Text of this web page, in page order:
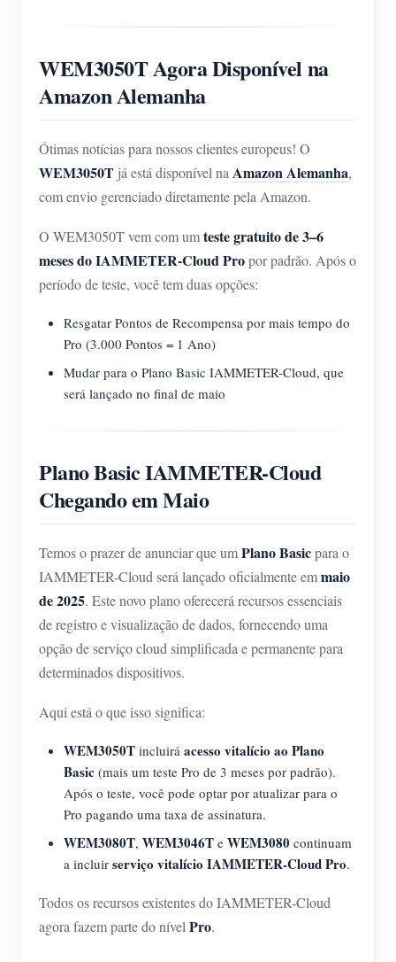
WEM3050T Agora Disponível na
Amazon Alemanha
Ótimas notícias para nossos clientes europeus! O
WEM3050T já está disponível na Amazon Alemanha,
com envio gerenciado diretamente pela Amazon.
O WEM3050T vem com umteste gratuito de 3–6
meses do IAMMETER-Cloud Propor padrão. Após o
período de teste, você tem duas opções:
Resgatar Pontos de Recompensa por mais tempo do
Pro (3.000 Pontos = 1 Ano)
Mudar para o Plano Basic IAMMETER-Cloud, que
será lançado no final de maio
Plano Basic IAMMETER-Cloud
Chegando em Maio
Temos o prazer de anunciar que umPlano Basicpara o
IAMMETER-Cloud será lançado oficialmente emmaio
de 2025. Este novo plano oferecerá recursos essenciais
de registro e visualização de dados, fornecendo uma
opção de serviço cloud simplificada e permanente para
determinados dispositivos.
Aqui está o que isso significa:
WEM3050T incluirá acesso vitalício ao Plano
Basic (mais um teste Pro de 3 meses por padrão).
Após o teste, você pode optar por atualizar para o
Pro pagando uma taxa de assinatura.
WEM3080T, WEM3046T e WEM3080 continuam
a incluir serviço vitalício IAMMETER-Cloud Pro.
Todos os recursos existentes do IAMMETER-Cloud
agora fazem parte do nível Pro.